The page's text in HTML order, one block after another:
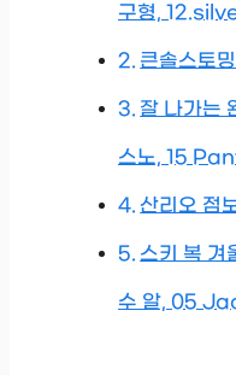
구형,
큰솔스토
잘 나가는
스노, 15
산리오 점
스키 복 겨
수 알, 05